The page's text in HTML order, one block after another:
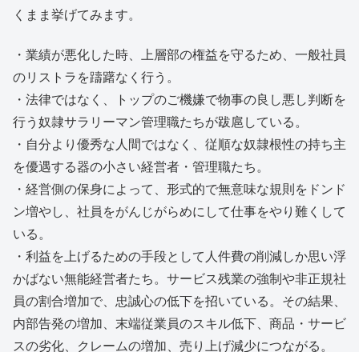
くまま挙げてみます。
・業績が悪化した時、上層部の権益を守るため、一般社員
のリストラを躊躇なく行う。
・法律ではなく、トップのご機嫌で物事の良し悪し判断を
行う奴隷サラリーマン管理職たちが跋扈している。
・自分より優秀な人間ではなく、従順な奴隷根性の持ち主
を優遇する器の小さい経営者・管理職たち。
・経営側の保身によって、形式的で無意味な規則をドンド
ン増やし、社員をがんじがらめにして仕事をやり難くして
いる。
・利益を上げるための手段として人件費の削減しか思い浮
かばない無能経営者たち。サービス残業の強制や非正規社
員の割合増加で、忠誠心の低下を招いている。その結果、
内部告発の増加、末端従業員のスキル低下、商品・サービ
スの劣化、クレームの増加、売り上げ減少につながる。